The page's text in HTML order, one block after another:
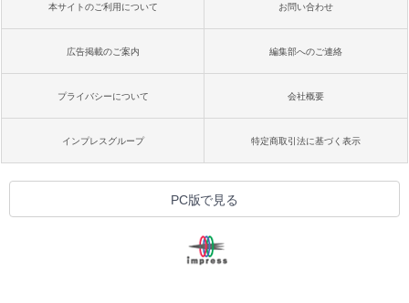
本サイトのご利用について お問い合わせ
広告掲載のご案内 編集部へのご連絡
プライバシーについて 会社概要
インプレスグループ 特定商取引法に基づく表示
PC版で見る